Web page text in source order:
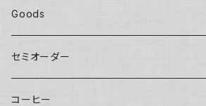
Huge bag
Sisal round
Sisal pochette
Banana
Other
Eco bag
Embroidery（刺繍）
LOVE
マチ付き
Big pouch
Small pouch
Adult
One piece
Overalls
Kids
Skirt
Goods
Hat
Adult
カチューシャ／Headband
セミオーダー
Bag
コーヒー